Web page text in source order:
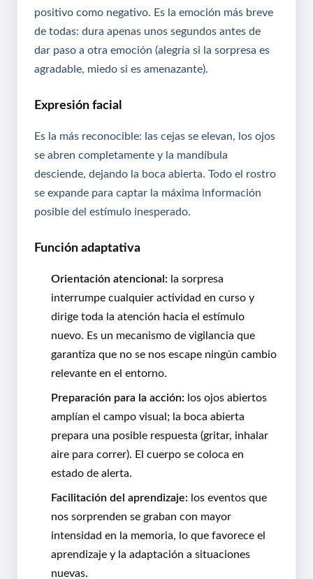
positivo como negativo. Es la emoción más breve
de todas: dura apenas unos segundos antes de
dar paso a otra emoción (alegría si la sorpresa es
agradable, miedo si es amenazante).
Expresión facial
Es la más reconocible: las cejas se elevan, los ojos
se abren completamente y la mandíbula
desciende, dejando la boca abierta. Todo el rostro
se expande para captar la máxima información
posible del estímulo inesperado.
Función adaptativa
Orientación atencional: la sorpresa
interrumpe cualquier actividad en curso y
dirige toda la atención hacia el estímulo
nuevo. Es un mecanismo de vigilancia que
garantiza que no se nos escape ningún cambio
relevante en el entorno.
Preparación para la acción: los ojos abiertos
amplían el campo visual; la boca abierta
prepara una posible respuesta (gritar, inhalar
aire para correr). El cuerpo se coloca en
estado de alerta.
Facilitación del aprendizaje: los eventos que
nos sorprenden se graban con mayor
intensidad en la memoria, lo que favorece el
aprendizaje y la adaptación a situaciones
nuevas.